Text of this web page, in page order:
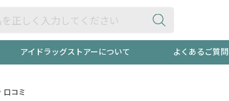
倍600円分プレ
アイドラッグストアーについて よくあるご質問
口コミ